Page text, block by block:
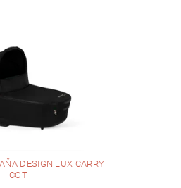
DESIGN LUX CARRY
COT